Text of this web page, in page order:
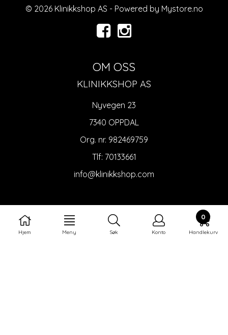
Hjem Meny Søk Konto
0
Handlekurv
© 2026 Klinikkshop AS - Powered by Mystore.no
OM OSS
KLINIKKSHOP AS
Nyvegen 23
7340 OPPDAL
Org. nr. 982469759
Tlf: 70133661
info@klinikkshop.com
Om oss